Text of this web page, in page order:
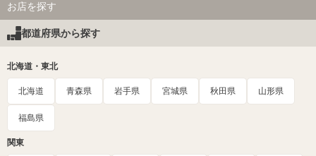
お店を探す
都道府県から探す
北海道・東北
北海道 青森県 岩手県 宮城県 秋田県 山形県
福島県
関東